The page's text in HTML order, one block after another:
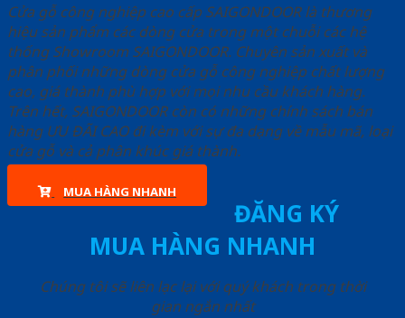
Cửa gỗ công nghiệp cao cấp SAIGONDOOR là thương
hiệu sản phẩm các dòng cửa trong một chuỗi các hệ
thống Showroom SAIGONDOOR. Chuyên sản xuất và
phân phối những dòng cửa gỗ công nghiệp chất lượng
cao, giá thành phù hợp với mọi nhu cầu khách hàng.
Trên hết, SAIGONDOOR còn có những chính sách bán
hàng ƯU ĐÃI CAO đi kèm với sự đa dạng về mẫu mã, loại
cửa gỗ và cả phân khúc giá thành.
MUA HÀNG NHANH
ĐĂNG KÝ
MUA HÀNG NHANH
Chúng tôi sẽ liên lạc lại với quý khách trong thời
gian ngắn nhất